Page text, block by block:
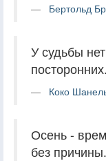
Бертольд
У судьбы
посторонних.
Коко
Осень -
без причины.